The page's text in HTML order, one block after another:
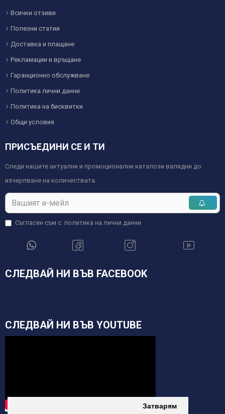
Затварям
Всички отзиви
Полезни статии
Доставка и плащане
Рекламации и връщане
Гаранционно обслужване
Политика лични данни
Политика на бисквитки
Общи условия
ПРИСЪЕДИНИ СЕ И ТИ
Следи нашите актуални и промоционални каталози валидни до
изчерпване на количествата.
Съгласен съм с политика на лични данни
СЛЕДВАЙ НИ ВЪВ FACEBOOK
СЛЕДВАЙ НИ ВЪВ YOUTUBE